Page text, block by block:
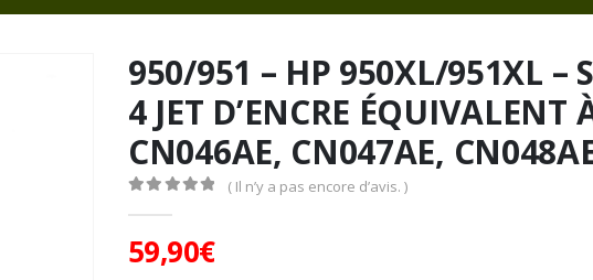
950/951 – HP 950XL/951XL –
4 JET D’ENCRE ÉQUIVALENT
CN046AE, CN047AE,
( Il n’y a pas encore d’avis. )
59,90€